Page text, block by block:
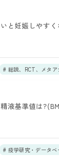
と妊娠しやすく
# 総説、RCT、メタア
液基準値は
# 疫学研究・データベ